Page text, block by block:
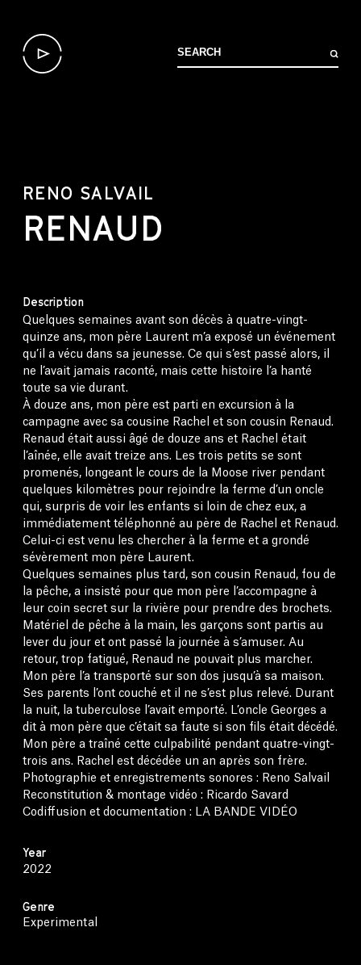
RENO SALVAIL
RENAUD
Description
Quelques semaines avant son décès à quatre-vingt-
quinze ans, mon père Laurent m’a exposé un événement
qu’il a vécu dans sa jeunesse. Ce qui s’est passé alors, il
ne l’avait jamais raconté, mais cette histoire l’a hanté
toute sa vie durant.
À douze ans, mon père est parti en excursion à la
campagne avec sa cousine Rachel et son cousin Renaud.
Renaud était aussi âgé de douze ans et Rachel était
l’aînée, elle avait treize ans. Les trois petits se sont
promenés, longeant le cours de la Moose river pendant
quelques kilomètres pour rejoindre la ferme d’un oncle
qui, surpris de voir les enfants si loin de chez eux, a
immédiatement téléphonné au père de Rachel et Renaud.
Celui-ci est venu les chercher à la ferme et a grondé
sévèrement mon père Laurent.
Quelques semaines plus tard, son cousin Renaud, fou de
la pêche, a insisté pour que mon père l’accompagne à
leur coin secret sur la rivière pour prendre des brochets.
Matériel de pêche à la main, les garçons sont partis au
lever du jour et ont passé la journée à s’amuser. Au
retour, trop fatigué, Renaud ne pouvait plus marcher.
Mon père l’a transporté sur son dos jusqu’à sa maison.
Ses parents l’ont couché et il ne s’est plus relevé. Durant
la nuit, la tuberculose l’avait emporté. L’oncle Georges a
dit à mon père que c’était sa faute si son fils était décédé.
Mon père a traîné cette culpabilité pendant quatre-vingt-
trois ans. Rachel est décédée un an après son frère.
Photographie et enregistrements sonores : Reno Salvail
Reconstitution & montage vidéo : Ricardo Savard
Codiffusion et documentation : LA BANDE VIDÉO
Year
2022
Genre
Experimental